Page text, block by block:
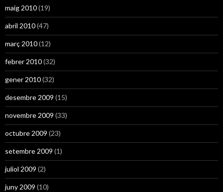
maig 2010(19)
abril 2010(47)
març 2010(12)
febrer 2010(32)
gener 2010(32)
desembre 2009 (15)
novembre 2009 (33)
octubre 2009 (23)
setembre 2009 (1)
juliol 2009 (2)
juny 2009 (10)